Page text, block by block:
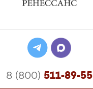
8 (800) 511-89-55